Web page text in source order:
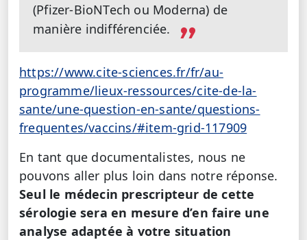
(Pfizer-BioNTech ou Moderna) de
manière indifférenciée.
https://www.cite-sciences.fr/fr/au-
programme/lieux-ressources/cite-de-la-
sante/une-question-en-sante/questions-
frequentes/vaccins/#item-grid-117909
En tant que documentalistes, nous ne
pouvons aller plus loin dans notre réponse.
Seul le médecin prescripteur de cette
sérologie sera en mesure d’en faire une
analyse adaptée à votre situation